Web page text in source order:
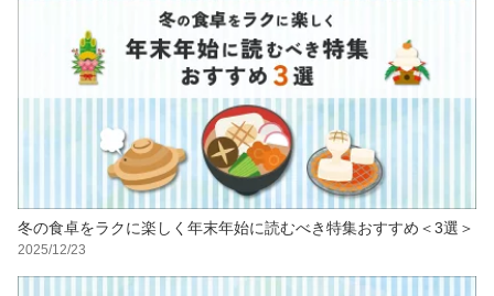
冬の食卓をラクに楽しく年末年始に読むべき特集おすすめ＜3選＞
2025/12/23